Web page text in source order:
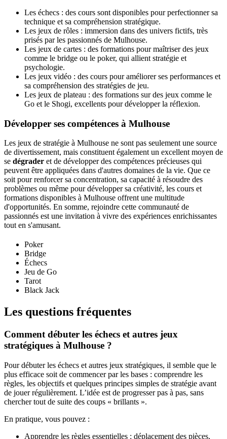
Les échecs : des cours sont disponibles pour perfectionner sa
technique et sa compréhension stratégique.
Les jeux de rôles : immersion dans des univers fictifs, très
prisés par les passionnés de Mulhouse.
Les jeux de cartes : des formations pour maîtriser des jeux
comme le bridge ou le poker, qui allient stratégie et
psychologie.
Les jeux vidéo : des cours pour améliorer ses performances et
sa compréhension des stratégies de jeu.
Les jeux de plateau : des formations sur des jeux comme le
Go et le Shogi, excellents pour développer la réflexion.
Développer ses compétences à Mulhouse
Les jeux de stratégie à Mulhouse ne sont pas seulement une source
de divertissement, mais constituent également un excellent moyen de
se dégrader et de développer des compétences précieuses qui
peuvent être appliquées dans d'autres domaines de la vie. Que ce
soit pour renforcer sa concentration, sa capacité à résoudre des
problèmes ou même pour développer sa créativité, les cours et
formations disponibles à Mulhouse offrent une multitude
d'opportunités. En somme, rejoindre cette communauté de
passionnés est une invitation à vivre des expériences enrichissantes
tout en s'amusant.
Poker
Bridge
Échecs
Jeu de Go
Tarot
Black Jack
Les questions fréquentes
Comment débuter les échecs et autres jeux
stratégiques à Mulhouse ?
Pour débuter les échecs et autres jeux stratégiques, il semble que le
plus efficace soit de commencer par les bases : comprendre les
règles, les objectifs et quelques principes simples de stratégie avant
de jouer régulièrement. L’idée est de progresser pas à pas, sans
chercher tout de suite des coups « brillants ».
En pratique, vous pouvez :
Apprendre les règles essentielles : déplacement des pièces,